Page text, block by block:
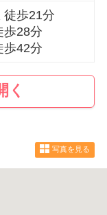
徒歩21分
歩28分
歩42分
く
写真を見る